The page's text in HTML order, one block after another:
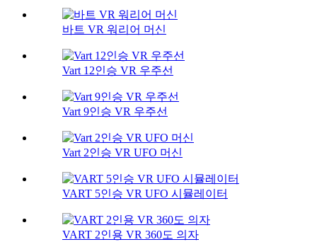
바트 VR 워리어 머신
Vart 12인승 VR 우주선
Vart 9인승 VR 우주선
Vart 2인승 VR UFO 머신
VART 5인승 VR UFO 시뮬레이터
VART 2인용 VR 360도 의자